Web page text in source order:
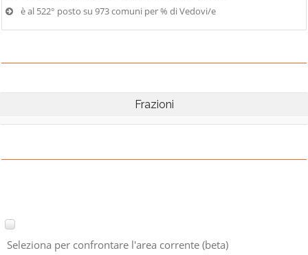
è al 522° posto su 973 comuni per % di Vedovi/e
Frazioni
Seleziona per confrontare l'area corrente (beta)